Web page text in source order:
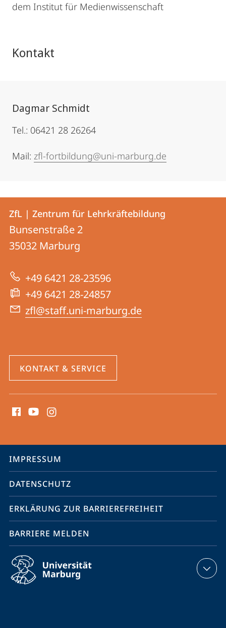
dem Institut für Medienwissenschaft
Kontakt
Dagmar Schmidt
Tel.: 06421 28 26264
Mail: zfl-fortbildung@uni-marburg.de
Kontakt
und
Informationen
zur
Website
Kontaktinformationen
ZfL
|
Zentrum
für
Lehrkräftebildung
ZfL | Zentrum für Lehrkräftebildung
Bunsenstraße 2
35032 Marburg
+49 6421 28-23596
+49 6421 28-24857
zfl@staff.uni-marburg.de
KONTAKT & SERVICE
Media
Service-
Navigation
IMPRESSUM
DATENSCHUTZ
ERKLÄRUNG ZUR BARRIEREFREIHEIT
BARRIERE MELDEN